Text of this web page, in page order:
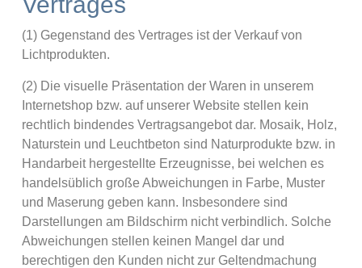
(1) Gegenstand des Vertrages ist der Verkauf von
Lichtprodukten.
(2) Die visuelle Präsentation der Waren in unserem
Internetshop bzw. auf unserer Website stellen kein
rechtlich bindendes Vertragsangebot dar. Mosaik, Holz,
Naturstein und Leuchtbeton sind Naturprodukte bzw. in
Handarbeit hergestellte Erzeugnisse, bei welchen es
handelsüblich große Abweichungen in Farbe, Muster
und Maserung geben kann. Insbesondere sind
Darstellungen am Bildschirm nicht verbindlich. Solche
Abweichungen stellen keinen Mangel dar und
berechtigen den Kunden nicht zur Geltendmachung